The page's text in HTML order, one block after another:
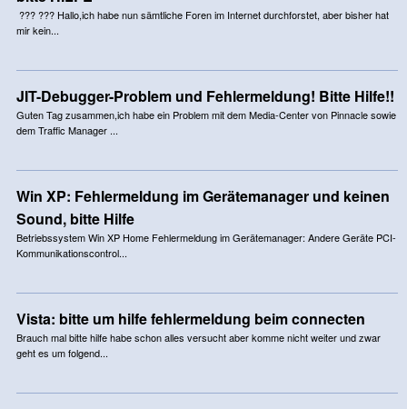
??? ??? Hallo,ich habe nun sämtliche Foren im Internet durchforstet, aber bisher hat
mir kein...
JIT-Debugger-Problem und Fehlermeldung! Bitte Hilfe!!
Guten Tag zusammen,ich habe ein Problem mit dem Media-Center von Pinnacle sowie
dem Traffic Manager ...
Win XP: Fehlermeldung im Gerätemanager und keinen
Sound, bitte Hilfe
Betriebssystem Win XP Home Fehlermeldung im Gerätemanager: Andere Geräte PCI-
Kommunikationscontrol...
Vista: bitte um hilfe fehlermeldung beim connecten
Brauch mal bitte hilfe habe schon alles versucht aber komme nicht weiter und zwar
geht es um folgend...